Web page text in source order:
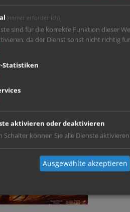
(immer erforderlich)
sind für die korrekte Funktion dieser
da der Dienst sonst nicht richtig
Statistiken
aktivieren oder deaktivieren
Schalter können Sie alle Dienste
Ausgewählte akzeptieren